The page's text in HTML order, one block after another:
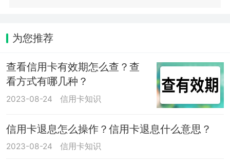
为您推荐
查看信用卡有效期怎么查？查
看方式有哪几种？
2023-08-24 信用卡知识
信用卡退息怎么操作？信用卡退息什么意思？
2023-08-24 信用卡知识